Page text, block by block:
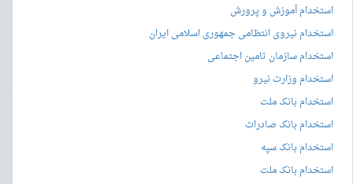
استخدام آموزش و پرورش
استخدام نیروی انتظامی جمهوری اسلامی ایران
استخدام سازمان تامین اجتماعی
استخدام وزارت نیرو
استخدام بانک ملت
استخدام بانک صادرات
استخدام بانک سپه
استخدام بانک ملت